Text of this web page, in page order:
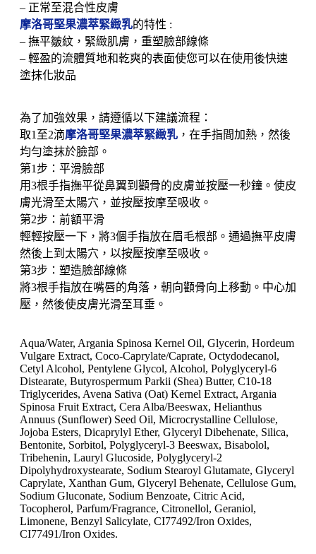
– 正常至混合性皮膚
摩洛哥堅果濃萃緊緻乳的特性 :
– 撫平皺紋，緊緻肌膚，重塑臉部線條
– 輕盈的流體質地和乾爽的表面使您可以在使用後快速
塗抹化妝品
為了加強效果，請遵循以下建議流程：
取1至2滴摩洛哥堅果濃萃緊緻乳 ，在手指間加熱，然後
均勻塗抹於臉部。
第1步：平滑臉部
用3根手指撫平從鼻翼到顴骨的皮膚並按壓一秒鐘。使皮
膚光滑至太陽穴，並按壓按摩至吸收。
第2步：前額平滑
輕輕按壓一下，將3個手指放在眉毛根部。通過撫平皮膚
然後上到太陽穴，以按壓按摩至吸收。
第3步：塑造臉部線條
將3根手指放在嘴唇的角落，朝向顴骨向上移動。中心加
壓，然後使皮膚光滑至耳垂。
Aqua/Water, Argania Spinosa Kernel Oil, Glycerin, Hordeum
Vulgare Extract, Coco-Caprylate/Caprate, Octydodecanol,
Cetyl Alcohol, Pentylene Glycol, Alcohol, Polyglyceryl-6
Distearate, Butyrospermum Parkii (Shea) Butter, C10-18
Triglycerides, Avena Sativa (Oat) Kernel Extract, Argania
Spinosa Fruit Extract, Cera Alba/Beeswax, Helianthus
Annuus (Sunflower) Seed Oil, Microcrystalline Cellulose,
Jojoba Esters, Dicaprylyl Ether, Glyceryl Dibehenate, Silica,
Bentonite, Sorbitol, Polyglyceryl-3 Beeswax, Bisabolol,
Tribehenin, Lauryl Glucoside, Polyglyceryl-2
Dipolyhydroxystearate, Sodium Stearoyl Glutamate, Glyceryl
Caprylate, Xanthan Gum, Glyceryl Behenate, Cellulose Gum,
Sodium Gluconate, Sodium Benzoate, Citric Acid,
Tocopherol, Parfum/Fragrance, Citronellol, Geraniol,
Limonene, Benzyl Salicylate, CI77492/Iron Oxides,
CI77491/Iron Oxides.